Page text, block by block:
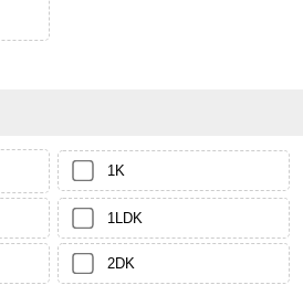
1K
1LDK
2DK